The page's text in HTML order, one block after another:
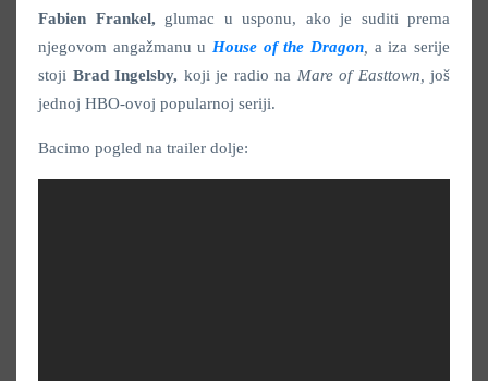
Fabien Frankel, glumac u usponu, ako je suditi prema
njegovom angažmanu u House of the Dragon
a iza serije
stoji Brad Ingelsby, koji je radio na Mare of Easttown, još
jednoj HBO-ovoj popularnoj seriji.
Bacimo pogled na trailer dolje: